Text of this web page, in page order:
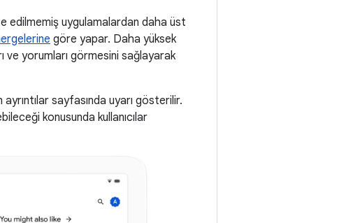
edilmemiş uygulamalardan daha üst
göre yapar. Daha yüksek
ve yorumları görmesini sağlayarak
sayfasında uyarı gösterilir.
konusunda kullanıcılar